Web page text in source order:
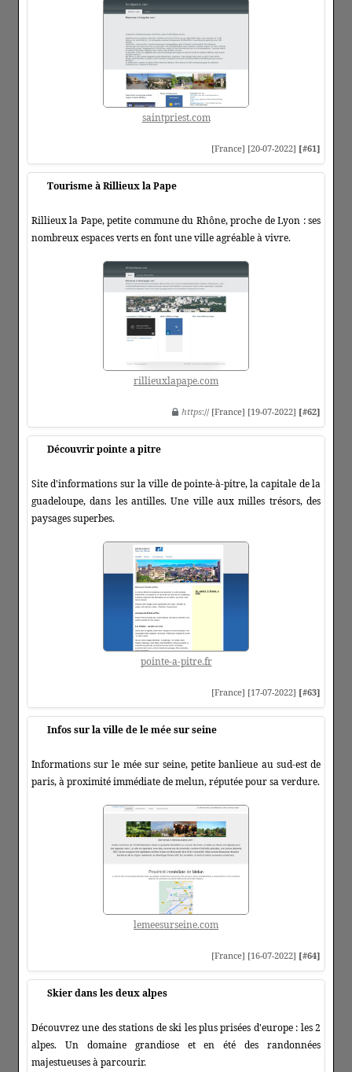
saintpriest.com
[France] [20-07-2022] [#61]
Tourisme à Rillieux la Pape
Rillieux la Pape, petite commune du Rhône, proche de Lyon : ses
nombreux espaces verts en font une ville agréable à vivre.
rillieuxlapape.com
https:// [France] [19-07-2022] [#62]
Découvrir pointe a pitre
Site d'informations sur la ville de pointe-à-pitre, la capitale de la
guadeloupe, dans les antilles. Une ville aux milles trésors, des
paysages superbes.
pointe-a-pitre.fr
[France] [17-07-2022] [#63]
Infos sur la ville de le mée sur seine
Informations sur le mée sur seine, petite banlieue au sud-est de
paris, à proximité immédiate de melun, réputée pour sa verdure.
lemeesurseine.com
[France] [16-07-2022] [#64]
Skier dans les deux alpes
Découvrez une des stations de ski les plus prisées d'europe : les 2
alpes. Un domaine grandiose et en été des randonnées
majestueuses à parcourir.